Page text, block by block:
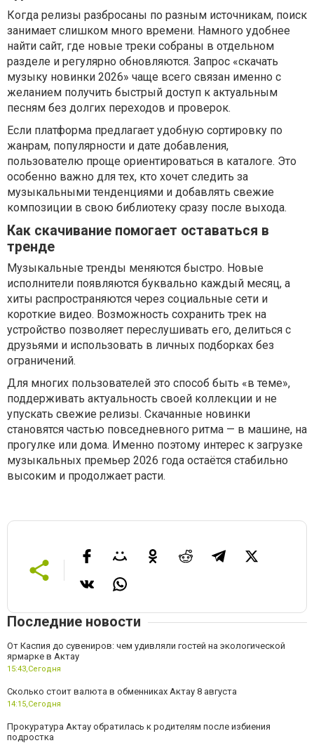
Когда релизы разбросаны по разным источникам, поиск
занимает слишком много времени. Намного удобнее
найти сайт, где новые треки собраны в отдельном
разделе и регулярно обновляются. Запрос «скачать
музыку новинки 2026» чаще всего связан именно с
желанием получить быстрый доступ к актуальным
песням без долгих переходов и проверок.
Если платформа предлагает удобную сортировку по
жанрам, популярности и дате добавления,
пользователю проще ориентироваться в каталоге. Это
особенно важно для тех, кто хочет следить за
музыкальными тенденциями и добавлять свежие
композиции в свою библиотеку сразу после выхода.
Как скачивание помогает оставаться в
тренде
Музыкальные тренды меняются быстро. Новые
исполнители появляются буквально каждый месяц, а
хиты распространяются через социальные сети и
короткие видео. Возможность сохранить трек на
устройство позволяет переслушивать его, делиться с
друзьями и использовать в личных подборках без
ограничений.
Для многих пользователей это способ быть «в теме»,
поддерживать актуальность своей коллекции и не
упускать свежие релизы. Скачанные новинки
становятся частью повседневного ритма — в машине, на
прогулке или дома. Именно поэтому интерес к загрузке
музыкальных премьер 2026 года остаётся стабильно
высоким и продолжает расти.
Последние новости
От Каспия до сувениров: чем удивляли гостей на экологической
ярмарке в Актау
15:43,Сегодня
Сколько стоит валюта в обменниках Актау 8 августа
14:15,Сегодня
Прокуратура Актау обратилась к родителям после избиения
подростка